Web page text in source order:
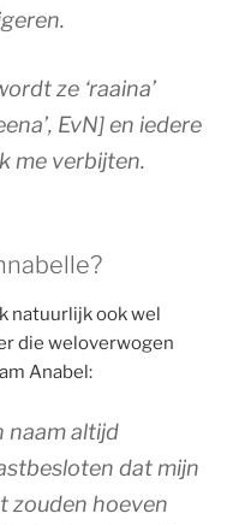
ze ‘raaina’
EvN] en iedere
me verbijten.
natuurlijk ook wel
die weloverwogen
Anabel:
naam altijd
dat mijn
zouden hoeven